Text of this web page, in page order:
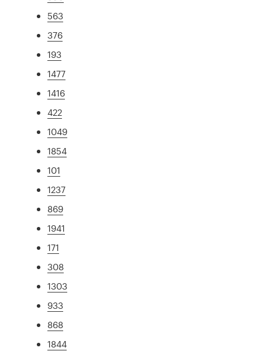
563
376
193
1477
1416
422
1049
1854
101
1237
869
1941
171
308
1303
933
868
1844